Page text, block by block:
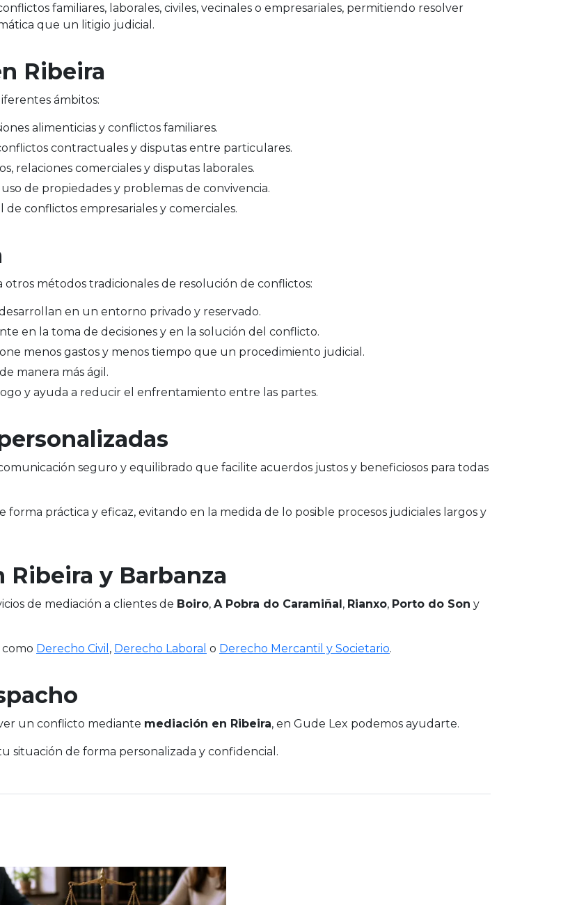
familiares, laborales, civiles, vecinales o empresariales, permitiendo resolver
que un litigio judicial.
Ribeira
ámbitos:
alimenticias y conflictos familiares.
contractuales y disputas entre particulares.
relaciones comerciales y disputas laborales.
de propiedades y problemas de convivencia.
de conflictos empresariales y comerciales.
métodos tradicionales de resolución de conflictos:
desarrollan en un entorno privado y reservado.
en la toma de decisiones y en la solución del conflicto.
menos gastos y menos tiempo que un procedimiento judicial.
manera más ágil.
y ayuda a reducir el enfrentamiento entre las partes.
seguro y equilibrado que facilite acuerdos justos y beneficiosos para todas
práctica y eficaz, evitando en la medida de lo posible procesos judiciales largos y
y Barbanza
de mediación a clientes de Boiro, A Pobra do Caramiñal, Rianxo, Porto do Son y
Derecho Civil , Derecho Laboral o Derecho Mercantil y Societario.
un conflicto mediante mediación en Ribeira, en Gude Lex podemos ayudarte.
situación de forma personalizada y confidencial.